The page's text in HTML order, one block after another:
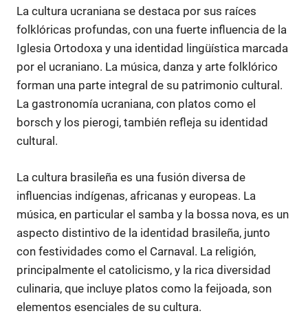
La cultura ucraniana se destaca por sus raíces
folklóricas profundas, con una fuerte influencia de la
Iglesia Ortodoxa y una identidad lingüística marcada
por el ucraniano. La música, danza y arte folklórico
forman una parte integral de su patrimonio cultural.
La gastronomía ucraniana, con platos como el
borsch y los pierogi, también refleja su identidad
cultural.
La cultura brasileña es una fusión diversa de
influencias indígenas, africanas y europeas. La
música, en particular el samba y la bossa nova, es un
aspecto distintivo de la identidad brasileña, junto
con festividades como el Carnaval. La religión,
principalmente el catolicismo, y la rica diversidad
culinaria, que incluye platos como la feijoada, son
elementos esenciales de su cultura.